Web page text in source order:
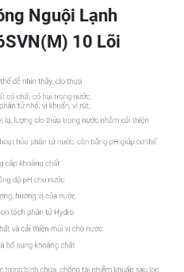
Nguội Lạnh
10 Lõi